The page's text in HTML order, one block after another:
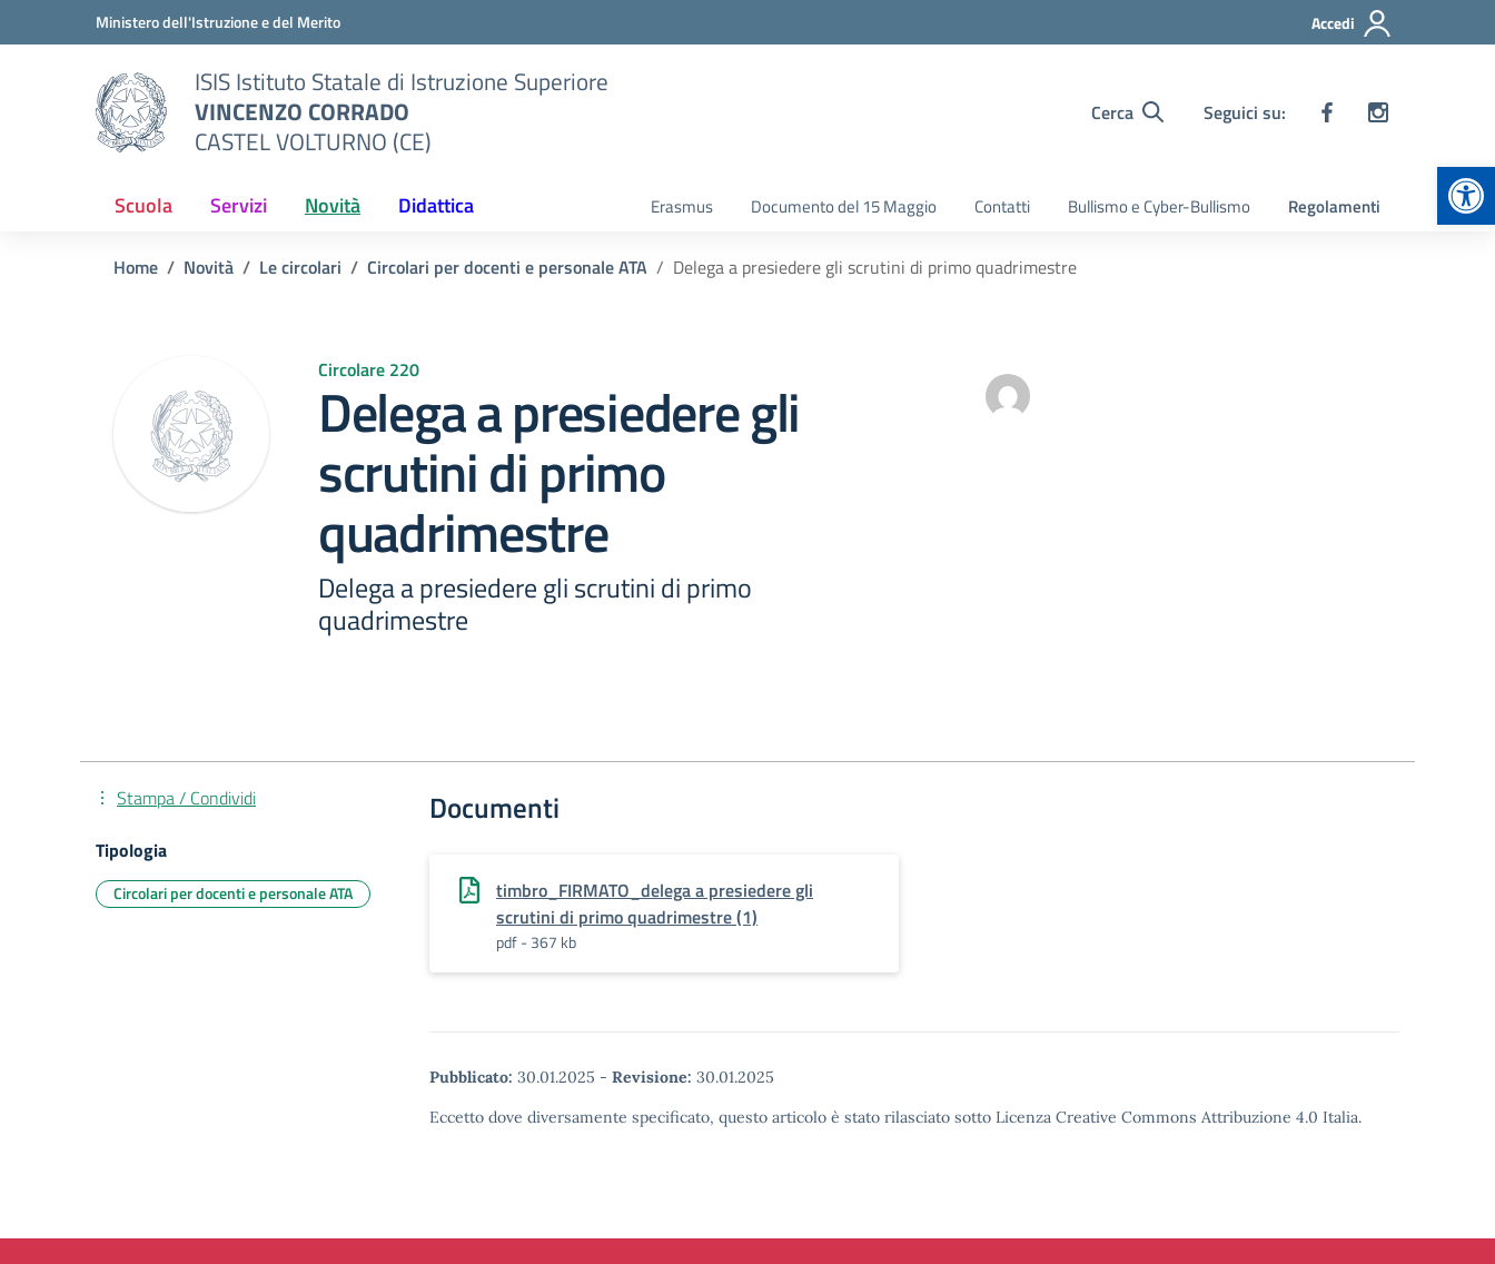
Vai ai contenuti
Vai al menu di navigazioneMinistero dell'Istruzione e del Merito Accedi
ISIS Istituto Statale di Istruzione Superiore
VINCENZO CORRADO
CASTEL VOLTURNO (CE)
Cerca Seguici su:
Scuola Servizi Novità Didattica Erasmus Documento del 15 Maggio Contatti Bullismo e Cyber-Bullismo Regolamenti
Home Novità Le circolari Circolari per docenti e personale ATA Delega a presiedere gli scrutini di primo quadrimestre
Circolare 220
Delega a presiedere gli
scrutini di primo
quadrimestre
Delega a presiedere gli scrutini di primo
quadrimestre
Documenti
timbro_FIRMATO_delega a presiedere gli
scrutini di primo quadrimestre (1)
pdf - 367 kb
Pubblicato: 30.01.2025 - Revisione: 30.01.2025
Eccetto dove diversamente specificato, questo articolo è stato rilasciato sotto Licenza Creative Commons Attribuzione 4.0 Italia.
Stampa / Condividi
Tipologia
Circolari per docenti e personale ATA